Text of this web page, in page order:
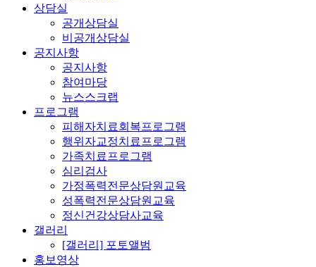
상담실
공개상담실
비공개상담실
공지사항
공지사항
참여마당
뉴스스크랩
프로그램
피해자치료회복프로그램
행위자교정치료프로그램
가족치료프로그램
심리검사
가정폭력전문상담원교육
성폭력전문상담원교육
정신건강상담사교육
갤러리
[갤러리] 포토앨범
홍보영상